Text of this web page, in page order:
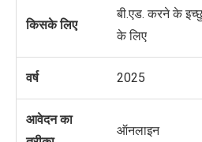
किसके लिए
बी.एड. करने के
के लिए
वर्ष 2025
आवेदन का
ऑनलाइन